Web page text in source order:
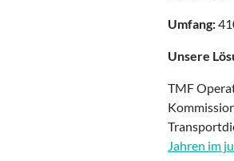
Umfang:
Unsere
TMF
Jahren im